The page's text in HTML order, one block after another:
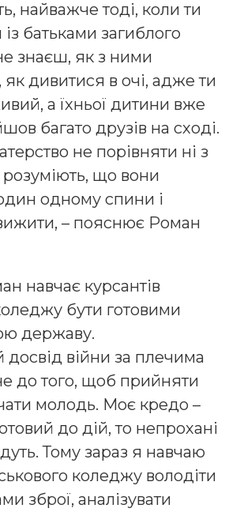
найважче тоді, коли ти
батьками загиблого
знаєш, як з ними
як дивитися в очі, адже ти
а їхньої дитини вже
багато друзів на сході.
не порівняти ні з
що вони
одному спини і
– пояснює Роман
навчає курсантів
бути готовими
державу.
досвід війни за плечима
до того, щоб прийняти
молодь. Моє кредо –
до дій, то непрохані
Тому зараз я навчаю
коледжу володіти
зброї, аналізувати